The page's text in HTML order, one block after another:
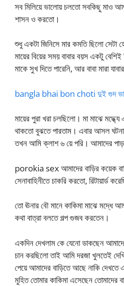
সব মিলিয়ে ভালোয় চলতো সবকিছু মাও
শাসন ও করতো।
শুধু একটা জিনিসে মার কমতি ছিলো সেটা
মায়ের বিয়ের সময় বাবার বয়স একটু বেশিই
মাকে সুখ দিতে পারেনি, আর বাবা মারা
bangla bhai bon choti দুই গুদ
মায়ের পুরা খরা চলছিলো। মা মাঝে
থাকতো বুঝতে পারতাম। এবার আসল
তখন আমি ক্লাশ ৬ য়ে পরি। আমাদের
porokia sex আমাদের বাড়ির কয়েক
সেনাবাহিনীতে চাকরি করতো, রিটায়ার্ড
তো ঊনার বৌ মানে কাকিমা মাঝে মদ্ধে
কথা বাত্রা বলতে গল্প গুজব করতেন।
একদিন দেখলাম কে যেনো ডাকছেন
চান করছিলো তাই আমি দরজা খুলতেই
পেয়ে আমাদের বাড়িতে আছে নাকি
মুহিত তোমার কাকিমা এসেছেন তোমাদের